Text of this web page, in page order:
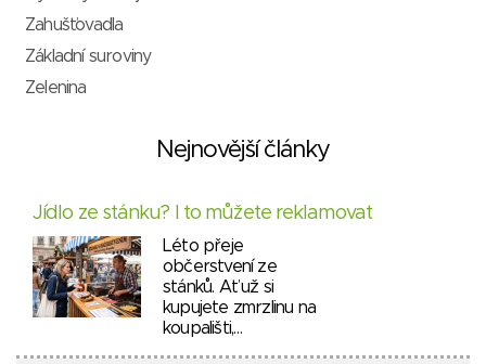
Zahušťovadla
Základní suroviny
Zelenina
Nejnovější články
Jídlo ze stánku? I to můžete reklamovat
Léto přeje
občerstvení ze
stánků. Ať už si
kupujete zmrzlinu na
koupališti,…